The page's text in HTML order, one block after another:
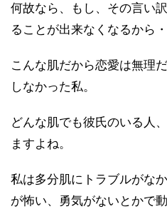
何故なら、もし、その言い
ることが出来なくなるから・
こんな肌だから恋愛は無理
しなかった私。
どんな肌でも彼氏のいる人
ますよね。
私は多分肌にトラブルがな
が怖い、勇気がないとかで